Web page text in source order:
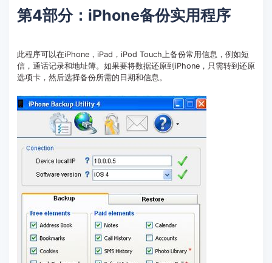
第4部分：iPhone备份实用程序
此程序可以在iPhone，iPad，iPod Touch上备份常用信息，例如短
信，通话记录和地址簿。如果要将数据还原到iPhone，只需转到还原
选项卡，然后选择备份所需的日期和信息。